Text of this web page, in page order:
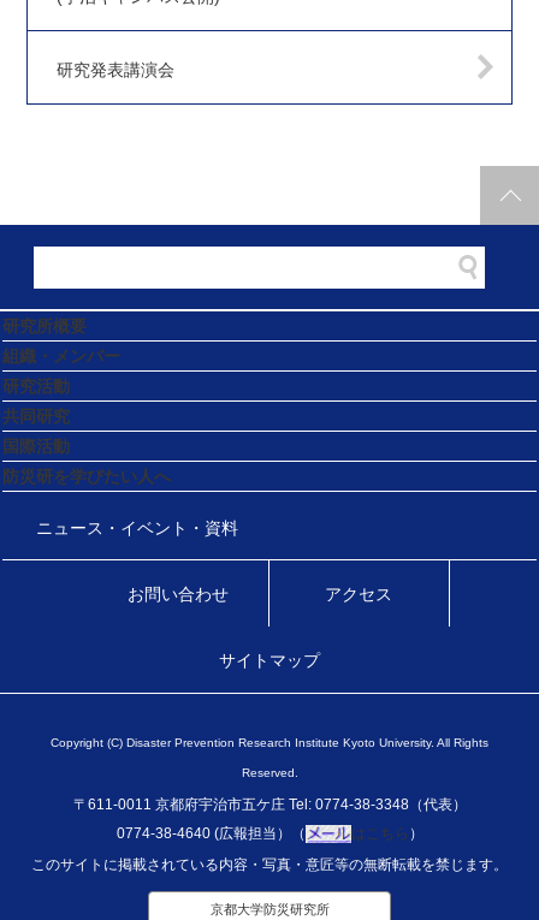
研究発表講演会
研究所概要
組織・メンバー
研究活動
共同研究
国際活動
防災研を学びたい人へ
ニュース・イベント・資料
お問い合わせ アクセス
サイトマップ
Copyright (C) Disaster Prevention Research Institute Kyoto University. All Rights
Reserved.
〒611-0011 京都府宇治市五ケ庄 Tel: 0774-38-3348（代表）
0774-38-4640 (広報担当）（
はこちら ）
このサイトに掲載されている内容・写真・意匠等の無断転載を禁じます。
京都大学防災研究所